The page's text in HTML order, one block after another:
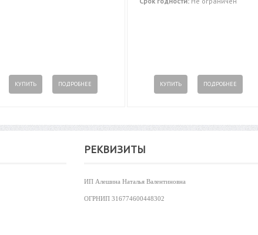
КУПИТЬ ПОДРОБНЕЕ КУПИТЬ ПОДРОБНЕЕ
РЕКВИЗИТЫ
ИП Алешина Наталья Валентиновна
ОГРНИП 316774600448302